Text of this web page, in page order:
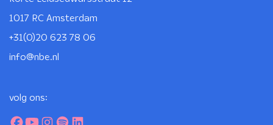
1017 RC Amsterdam
+31(0)20 623 78 06
info@nbe.nl
volg ons: